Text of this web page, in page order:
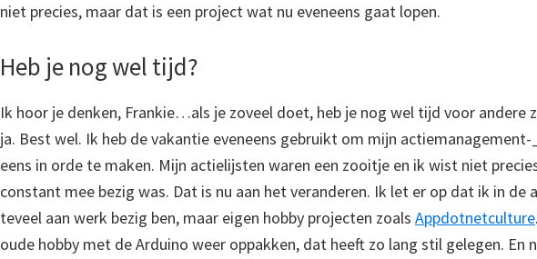
niet precies, maar dat is een project wat nu eveneens gaat lopen.
Heb je nog wel tijd?
Ik hoor je denken, Frankie…als je zoveel doet, heb je nog wel tijd voor andere
ja. Best wel. Ik heb de vakantie eveneens gebruikt om mijn
eens in orde te maken. Mijn actielijsten waren een zooitje en ik wist niet
constant mee bezig was. Dat is nu aan het veranderen. Ik let er op dat ik in de
teveel aan werk bezig ben, maar eigen hobby projecten zoals Appdotnetculture
oude hobby met de Arduino weer oppakken, dat heeft zo lang stil gelegen. En